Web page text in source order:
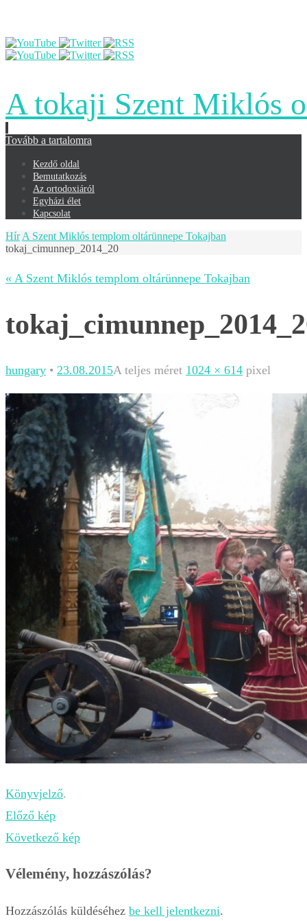
A tokaji Szent Miklós
Tovább a tartalomra
Kezdő oldal
Bemutatkozás
Az ortodoxiáról
Egyházi élet
Kapcsolat
Hír A Szent Miklós templom oltárünnepe Tokajban
tokaj_cimunnep_2014_20
« A Szent Miklós templom oltárünnepe Tokajban
hungary • 23.08.2015A teljes méret 1024 × 614 pixel
Könyvjelző.
Előző kép
Következő kép
Vélemény, hozzászólás?
Hozzászólás küldéséhez be kell jelentkezni.